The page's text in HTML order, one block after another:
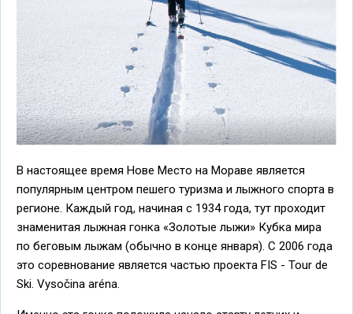
В настоящее время Нове Место на Мораве является
популярным центром пешего туризма и лыжного спорта в
регионе. Каждый год, начиная с 1934 года, тут проходит
знаменитая лыжная гонка «Золотые лыжи» Кубка мира
по беговым лыжам (обычно в конце января). С 2006 года
это соревнование является частью проекта FIS - Tour de
Ski. Vysočina aréna.